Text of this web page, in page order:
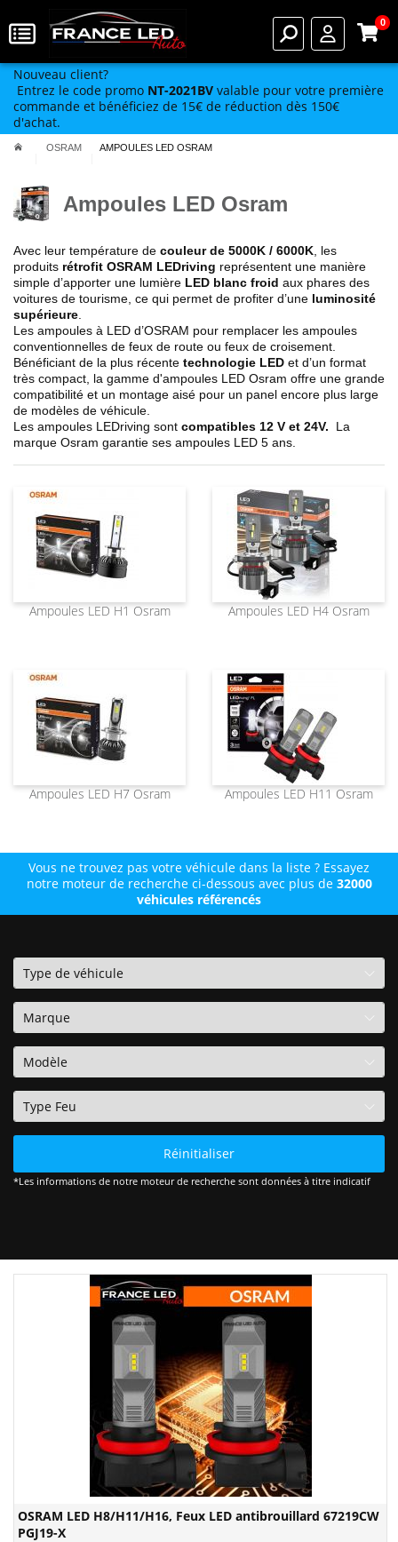
0
Nouveau client?
Entrez le code promo NT-2021BV valable pour votre première
commande et bénéficiez de 15€ de réduction dès 150€
d'achat.
OSRAM AMPOULES LED OSRAM
Ampoules LED Osram
Avec leur température de couleur de 5000K / 6000K , les
produits rétrofit OSRAM LEDriving représentent une manière
simple d’apporter une lumière LED blanc froid aux phares des
voitures de tourisme, ce qui permet de profiter d’une luminosité
supérieure
Les ampoules à LED d’OSRAM pour remplacer les ampoules
conventionnelles de feux de route ou feux de croisement.
Bénéficiant de la plus récente technologie LED et d’un format
très compact, la gamme d'ampoules LED Osram offre une grande
compatibilité et un montage aisé pour un panel encore plus large
de modèles de véhicule.
Les ampoules LEDriving sont compatibles 12 V et 24V. La
marque Osram garantie ses ampoules LED 5 ans.
Ampoules LED H1 Osram Ampoules LED H4 Osram
Ampoules LED H7 Osram Ampoules LED H11 Osram
Vous ne trouvez pas votre véhicule dans la liste ? Essayez
notre moteur de recherche ci-dessous avec plus de 32000
véhicules référencés
Réinitialiser
*Les informations de notre moteur de recherche sont données à titre indicatif
OSRAM LED H8/H11/H16, Feux LED antibrouillard 67219CW
PGJ19-X